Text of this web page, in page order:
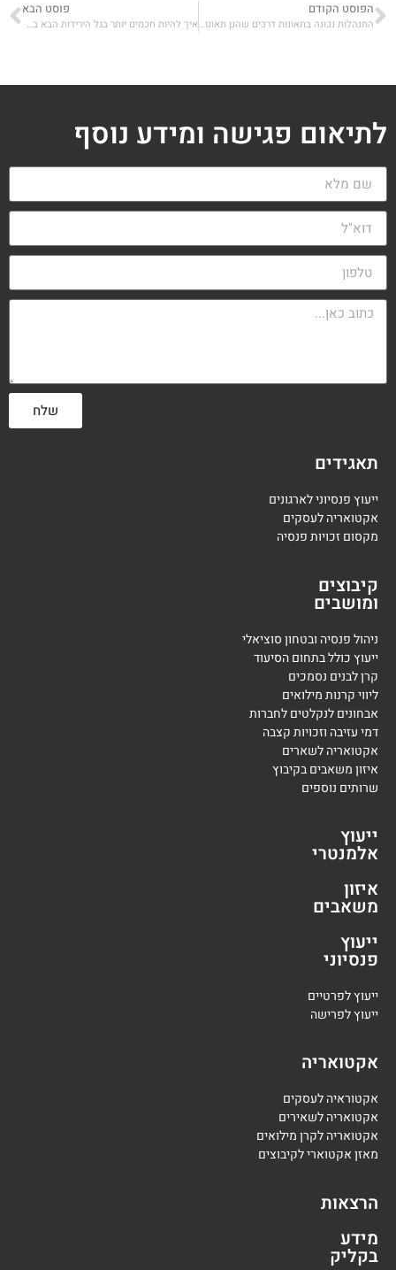
הפוסט הקודם
התנהלות נכונה בתאונות דרכים שהנן תאונות עבודה
פוסט הבא
איך להיות חכמים יותר בגל הירידות הבא בבורסה
לתיאום פגישה ומידע נוסף
שלח
תאגידים
ייעוץ פנסיוני לארגונים
אקטואריה לעסקים
מקסום זכויות פנסיה
קיבוצים
ומושבים
ניהול פנסיה ובטחון סוציאלי
ייעוץ כולל בתחום הסיעוד
קרן לבנים נסמכים
ליווי קרנות מילואים
אבחונים לנקלטים לחברות
דמי עזיבה וזכויות קצבה
אקטואריה לשארים
איזון משאבים בקיבוץ
שרותים נוספים
ייעוץ
אלמנטרי
איזון
משאבים
ייעוץ
פנסיוני
ייעוץ לפרטיים
ייעוץ לפרישה
אקטואריה
אקטוראיה לעסקים
אקטואריה לשאירים
אקטואריה לקרן מילואים
מאזן אקטוארי לקיבוצים
הרצאות
מידע
בקליק